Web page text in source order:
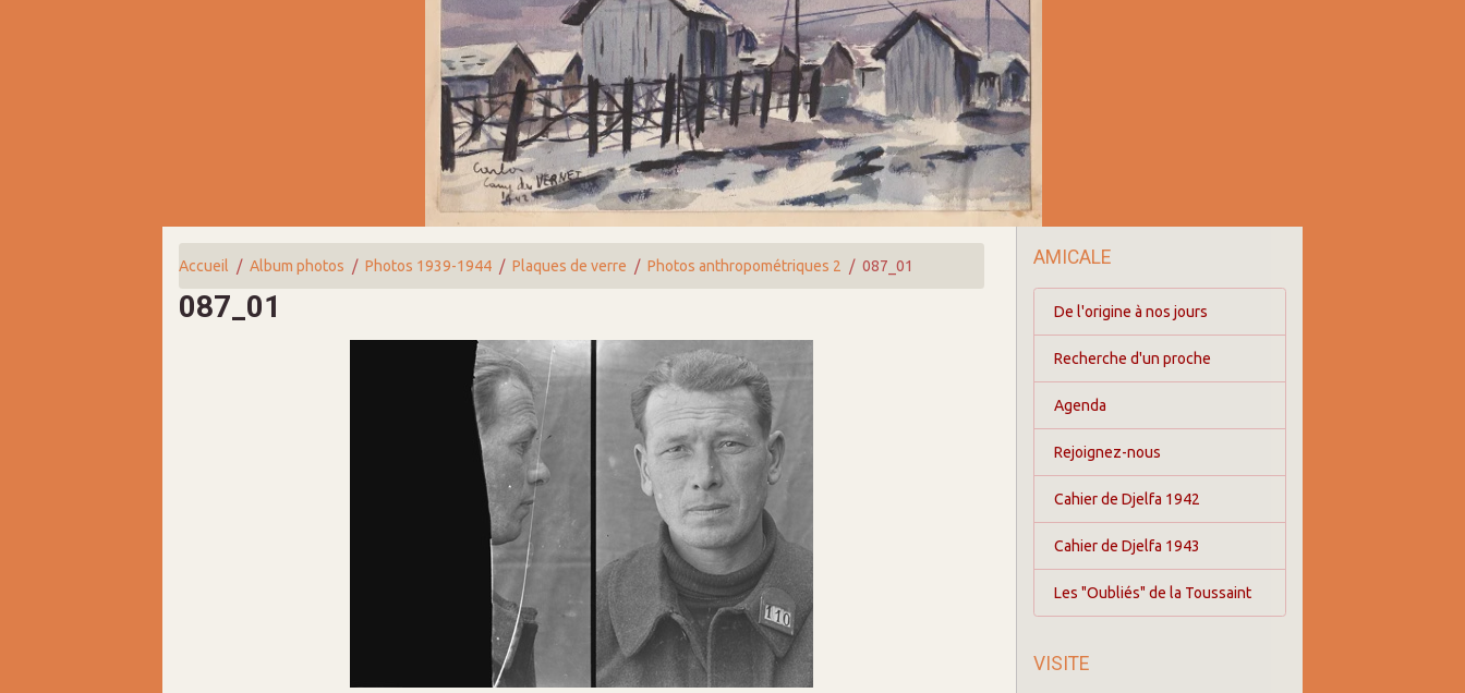
Accueil Album photos Photos 1939-1944 Plaques de verre Photos anthropométriques 2 087_01
087_01
AMICALE
De l'origine à nos jours
Recherche d'un proche
Agenda
Rejoignez-nous
Cahier de Djelfa 1942
Cahier de Djelfa 1943
Les "Oubliés" de la Toussaint
VISITE